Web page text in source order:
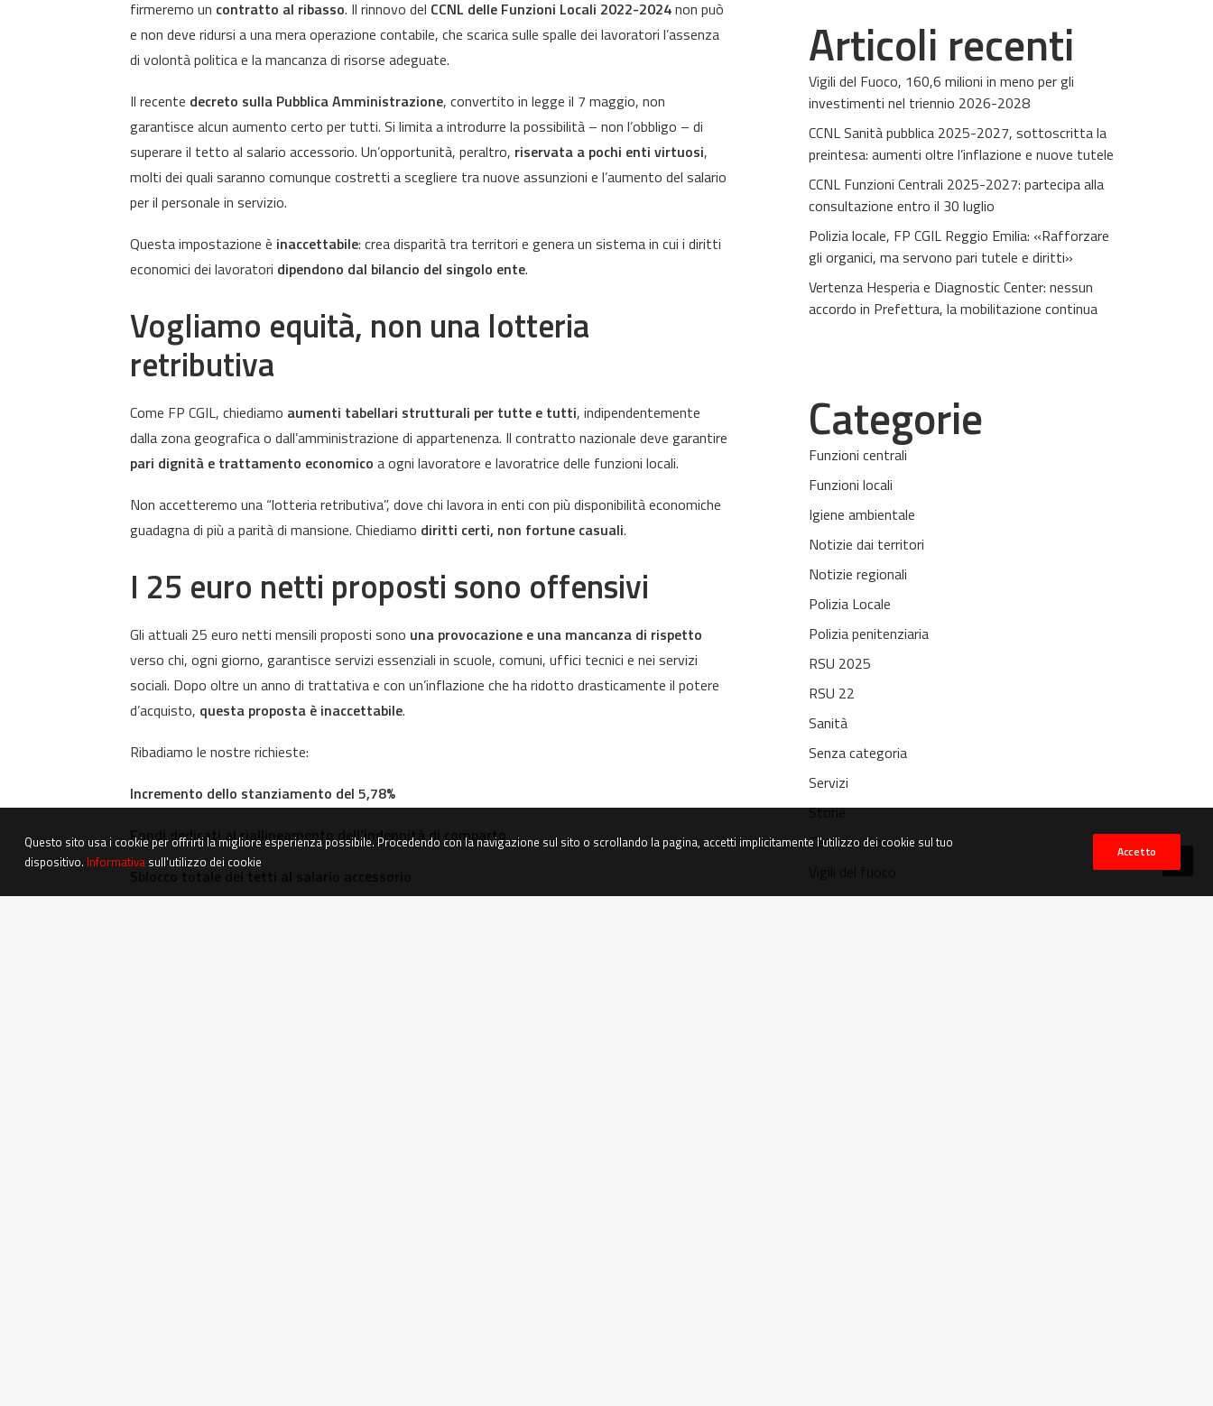
firmeremo un contratto al ribasso. Il rinnovo del CCNL delle Funzioni Locali 2022-2024non può
e non deve ridursi a una mera operazione contabile, che scarica sulle spalle dei lavoratori l’assenza
di volontà politica e la mancanza di risorse adeguate.
Il recente decreto sulla Pubblica Amministrazione, convertito in legge il 7 maggio, non
garantisce alcun aumento certo per tutti. Si limita a introdurre la possibilità – non l’obbligo – di
superare il tetto al salario accessorio. Un’opportunità, peraltro, riservata a pochi enti virtuosi,
molti dei quali saranno comunque costretti a scegliere tra nuove assunzioni e l’aumento del salario
per il personale in servizio.
Questa impostazione è inaccettabile: crea disparità tra territori e genera un sistema in cui i diritti
economici dei lavoratori dipendono dal bilancio del singolo ente.
Vogliamo equità, non una lotteria
retributiva
Come FP CGIL, chiediamo aumenti tabellari strutturali per tutte e tutti, indipendentemente
dalla zona geografica o dall’amministrazione di appartenenza. Il contratto nazionale deve garantire
pari dignità e trattamento economico a ogni lavoratore e lavoratrice delle funzioni locali.
Non accetteremo una “lotteria retributiva”, dove chi lavora in enti con più disponibilità economiche
guadagna di più a parità di mansione. Chiediamo diritti certi, non fortune casuali.
I 25 euro netti proposti sono offensivi
Gli attuali 25 euro netti mensili proposti sono una provocazione e una mancanza di rispetto
verso chi, ogni giorno, garantisce servizi essenziali in scuole, comuni, uffici tecnici e nei servizi
sociali. Dopo oltre un anno di trattativa e con un’inflazione che ha ridotto drasticamente il potere
d’acquisto, questa proposta è inaccettabile.
Ribadiamo le nostre richieste:
Incremento dello stanziamento del 5,78%
Fondi dedicati al riallineamento dell’indennità di comparto
Articoli recenti
Vigili del Fuoco, 160,6 milioni in meno per gli
investimenti nel triennio 2026-2028
CCNL Sanità pubblica 2025-2027, sottoscritta la
preintesa: aumenti oltre l’inflazione e nuove tutele
CCNL Funzioni Centrali 2025-2027: partecipa alla
consultazione entro il 30 luglio
Polizia locale, FP CGIL Reggio Emilia: «Rafforzare
gli organici, ma servono pari tutele e diritti»
Vertenza Hesperia e Diagnostic Center: nessun
accordo in Prefettura, la mobilitazione continua
Categorie
Funzioni centrali
Funzioni locali
Igiene ambientale
Notizie dai territori
Notizie regionali
Polizia Locale
Polizia penitenziaria
RSU 2025
RSU 22
Sanità
Senza categoria
Servizi
Storie
Terzo settore
Questo sito usa i cookie per offrirti la migliore esperienza possibile. Procedendo con la navigazione sul sito o scrollando la pagina, accetti implicitamente l'utilizzo dei cookie sul tuo
dispositivo. Informativa sull'utilizzo dei cookie
Accetto